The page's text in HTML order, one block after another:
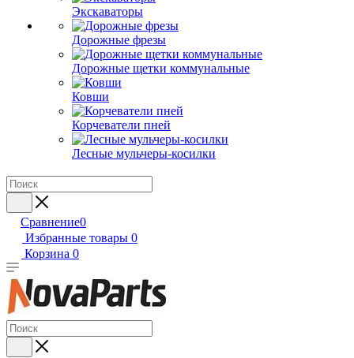
Экскаваторы
Дорожные фрезы
Дорожные щетки коммунальные
Ковши
Корчеватели пней
Лесные мульчеры-косилки
Сравнение0
Избранные товары 0
Корзина 0